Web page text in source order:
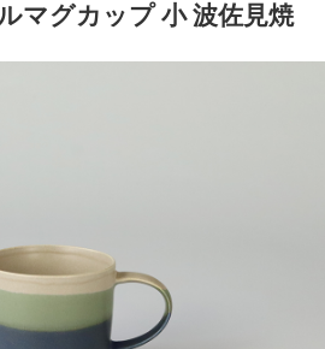
マグカップ 小 波佐見焼